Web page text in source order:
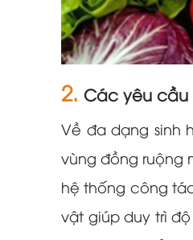
2. Các yêu cầu
Về đa dạng sinh
vùng đồng ruộng
hệ thống công
vật giúp duy trì